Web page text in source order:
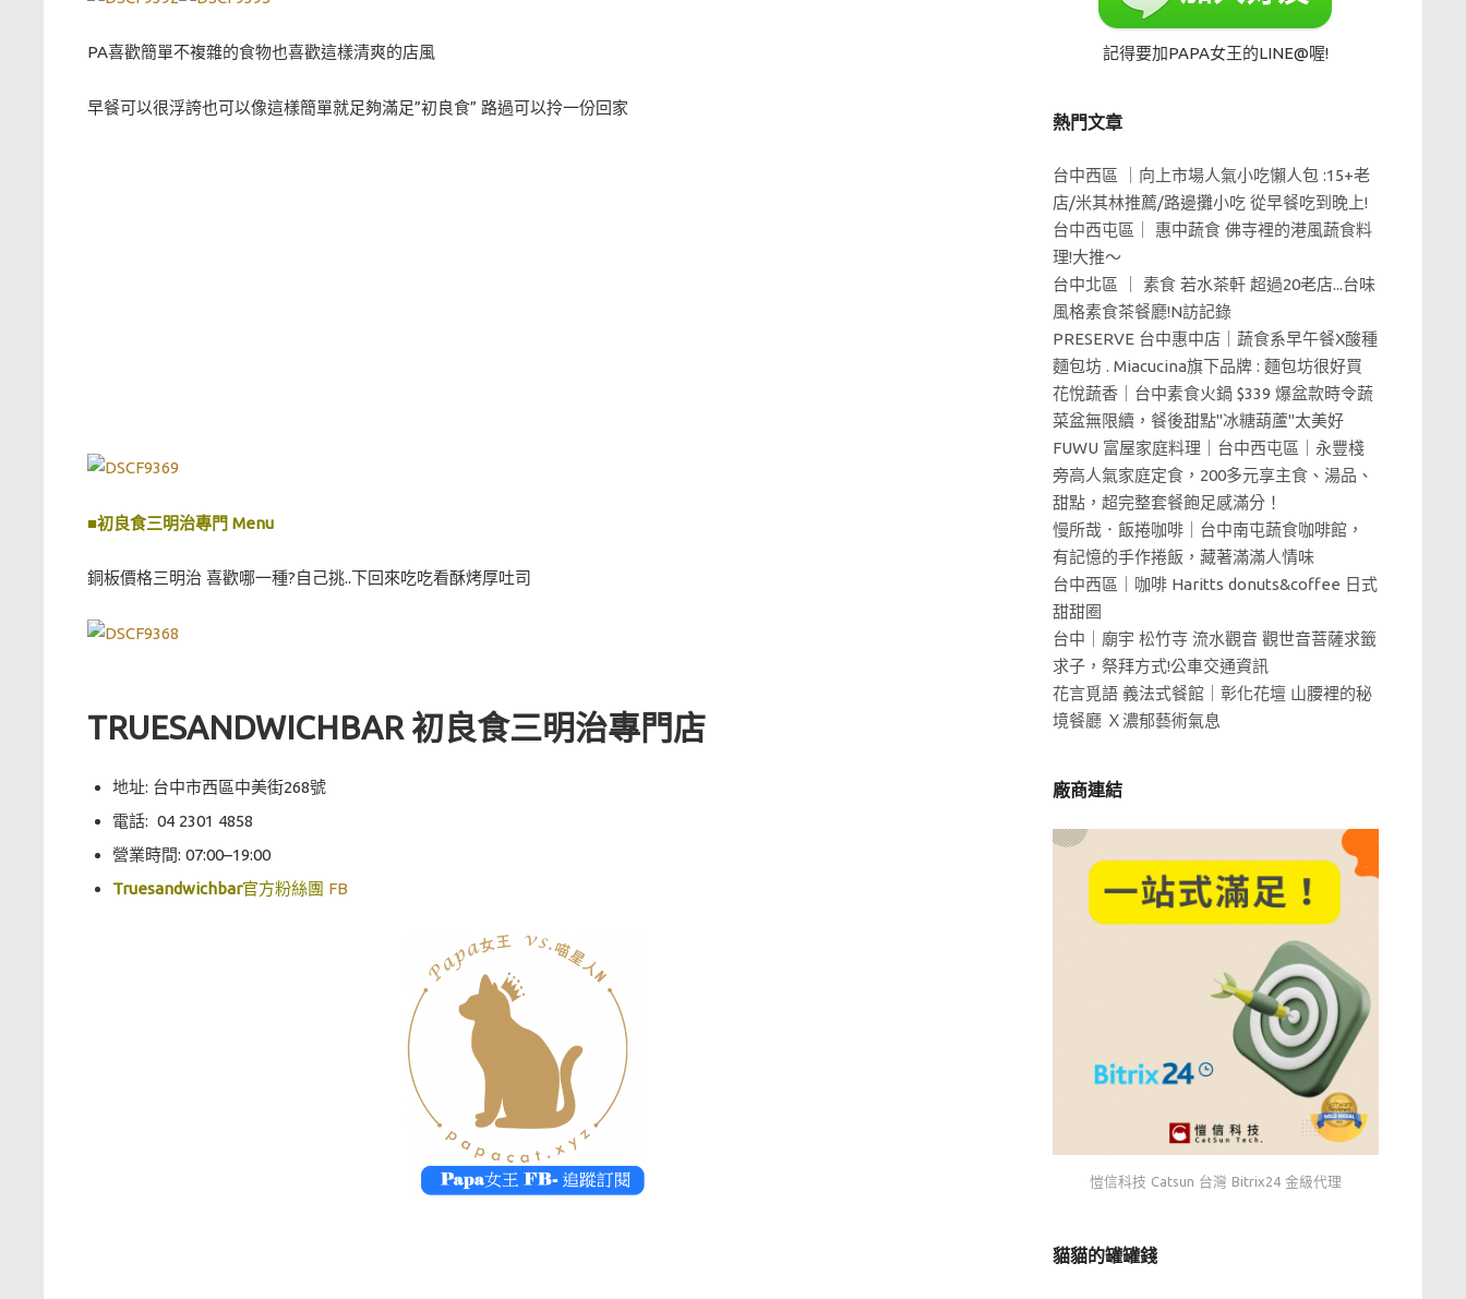
PA喜歡簡單不複雜的食物也喜歡這樣清爽的店風
早餐可以很浮誇也可以像這樣簡單就足夠滿足”初良食” 路過可以拎一份回家
■初良食三明治專門 Menu
銅板價格三明治 喜歡哪一種?自己挑..下回來吃吃看酥烤厚吐司
TRUESANDWICHBAR 初良食三明治專門店
地址: 台中市西區中美街268號
電話: 04 2301 4858
營業時間: 07:00–19:00
Truesandwichbar官方粉絲團 FB
記得要加PAPA女王的LINE@喔!
熱門文章
台中西區 ｜向上市場人氣小吃懶人包 :15+老
店/米其林推薦/路邊攤小吃 從早餐吃到晚上!
台中西屯區｜ 惠中蔬食 佛寺裡的港風蔬食料
理!大推～
台中北區 ｜ 素食 若水茶軒 超過20老店...台味
風格素食茶餐廳!N訪記錄
PRESERVE 台中惠中店｜蔬食系早午餐X酸種
麵包坊 . Miacucina旗下品牌 : 麵包坊很好買
花悅蔬香｜台中素食火鍋 $339 爆盆款時令蔬
菜盆無限續，餐後甜點"冰糖葫蘆"太美好
FUWU 富屋家庭料理｜台中西屯區｜永豐棧
旁高人氣家庭定食，200多元享主食、湯品、
甜點，超完整套餐飽足感滿分！
慢所哉．飯捲咖啡｜台中南屯蔬食咖啡館，
有記憶的手作捲飯，藏著滿滿人情味
台中西區｜咖啡 Haritts donuts&coffee 日式
甜甜圈
台中｜廟宇 松竹寺 流水觀音 觀世音菩薩求籤
求子，祭拜方式!公車交通資訊
花言覓語 義法式餐館｜彰化花壇 山腰裡的秘
境餐廳 Ｘ濃郁藝術氣息
廠商連結
愷信科技 Catsun 台灣 Bitrix24 金級代理
貓貓的罐罐錢